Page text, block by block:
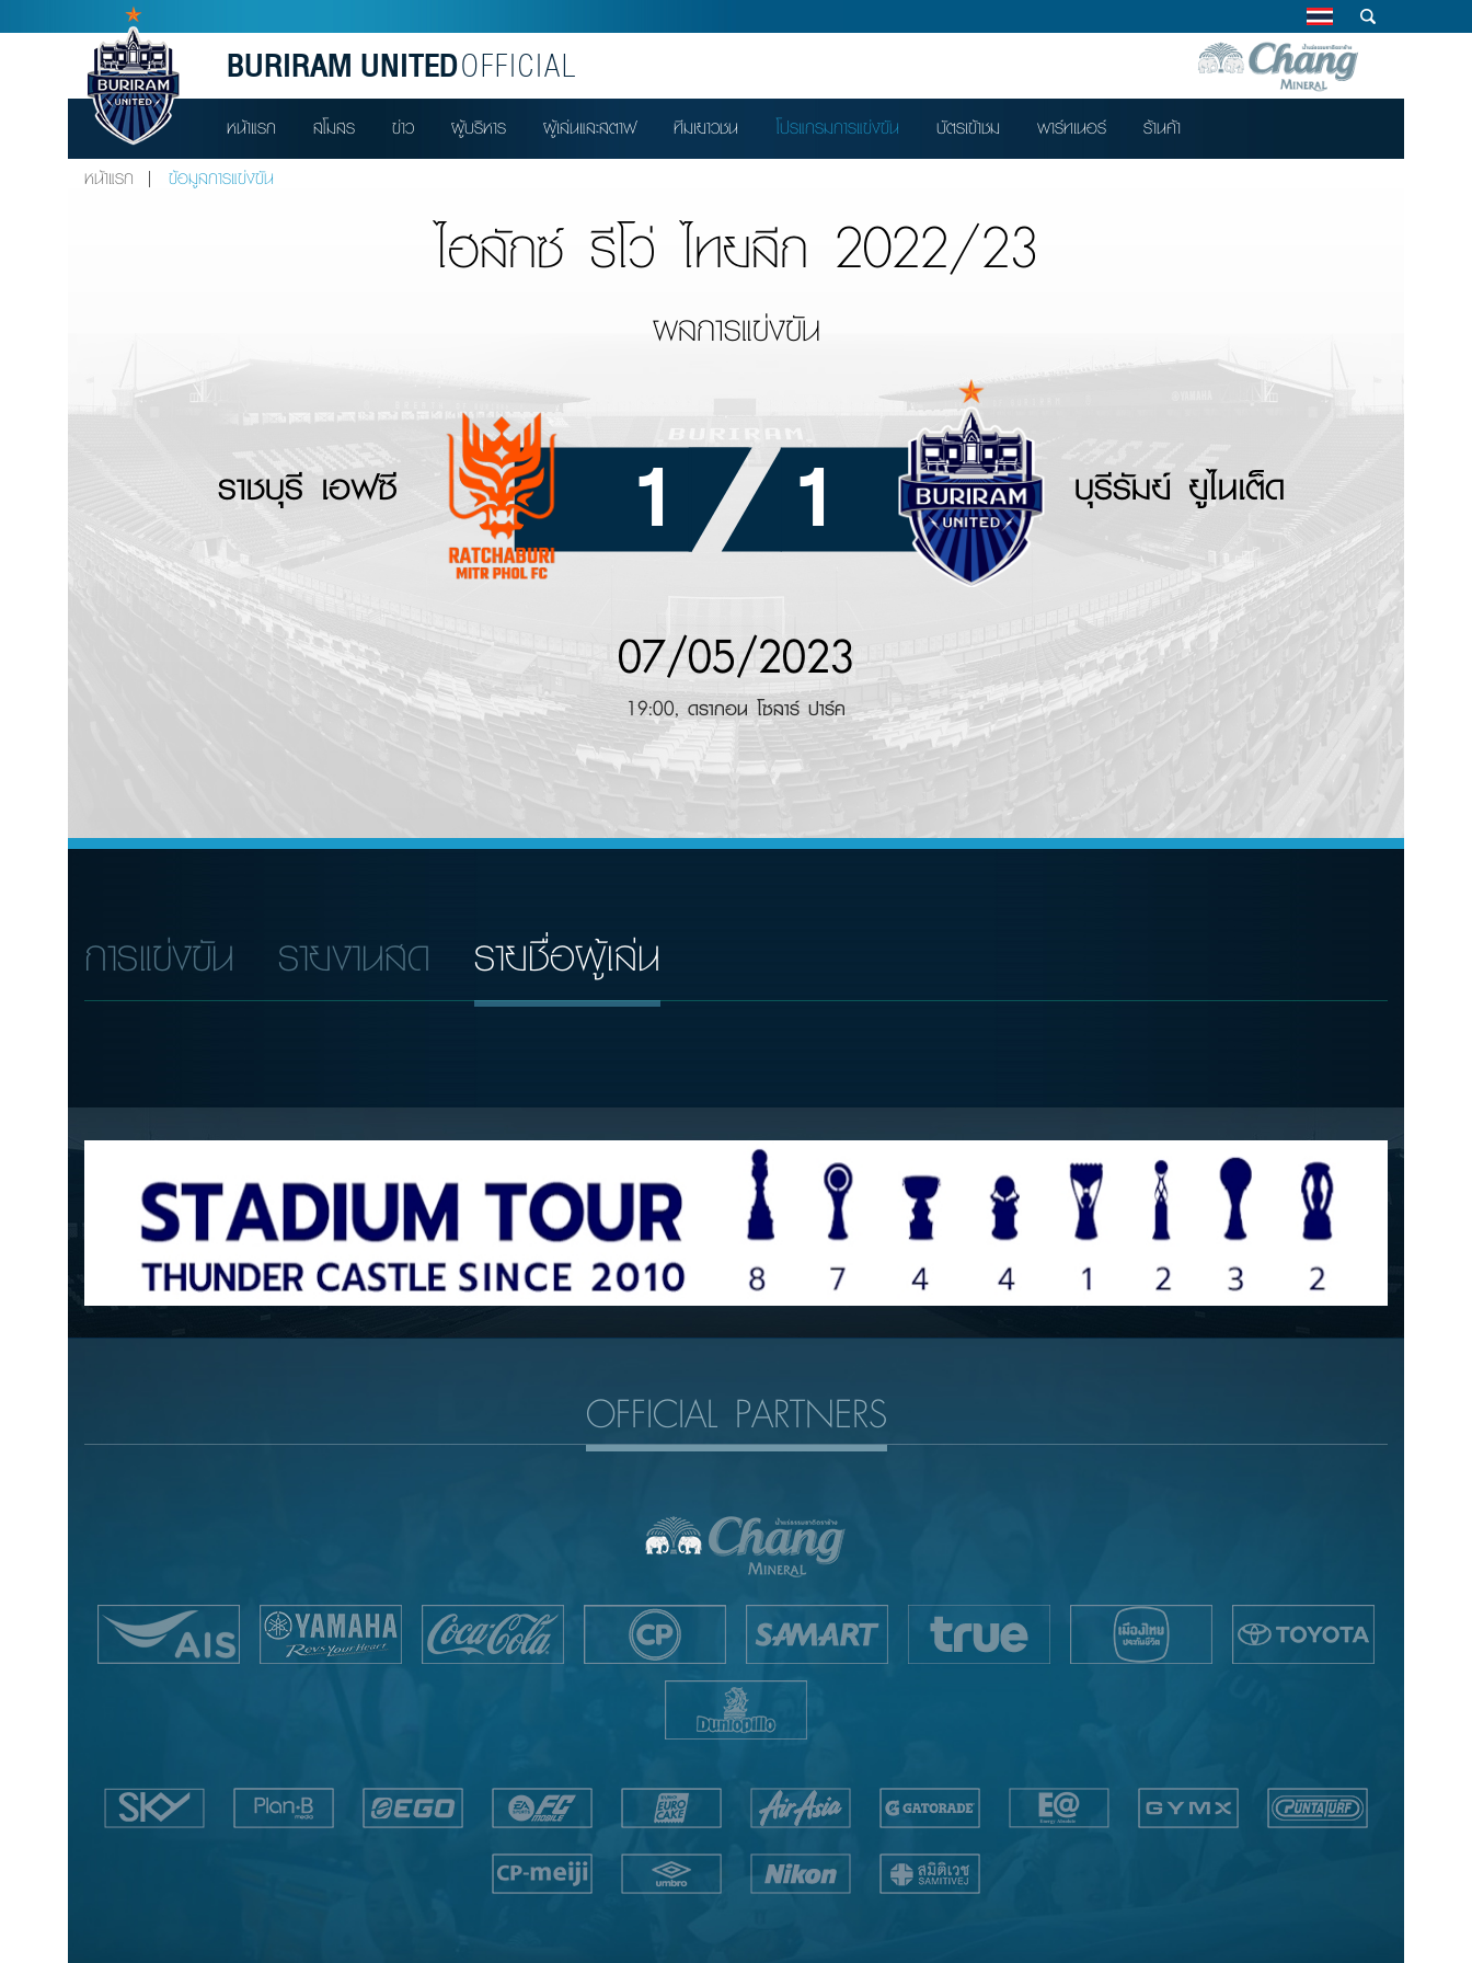
BURIRAM UNITEDOFFICIAL
หน้าแรก สโมสร ข่าว ผู้บริหาร ผู้เล่นและสตาฟ ทีมเยาวชน โปรแกรมการแข่งขัน บัตรเข้าชม พาร์ทเนอร์
ร้านค้า
หน้าแรก
ข้อมูลการแข่งขัน
ไฮลักซ์ รีโว่ ไทยลีก 2022/23
ผลการแข่งขัน
ราชบุรี เอฟซี 1 1 บุรีรัมย์ ยูไนเต็ด
07/05/2023
19:00, ดรากอน โซลาร์ ปาร์ค
การแข่งขัน รายงานสด รายชื่อผู้เล่น
OFFICIAL PARTNERS